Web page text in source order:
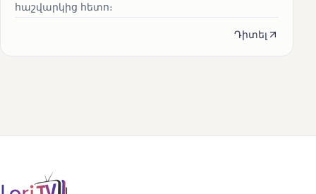
հաշվարկից հետո։
Դիտել